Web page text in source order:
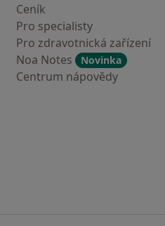
Ceník
Pro specialisty
Pro zdravotnická zařízení
Noa Notes
Novinka
Centrum nápovědy